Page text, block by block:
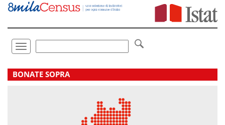
Vai
direttamente
Toggle
navigation
.
BONATE SOPRA